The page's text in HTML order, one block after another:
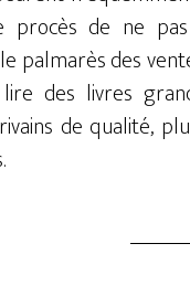
de ne
palmarès des
des livres
de qualité,